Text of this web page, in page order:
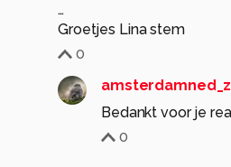
…
Groetjes Lina stem
0
Bedankt voor je
0